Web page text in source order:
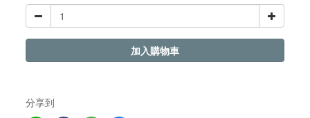
加入購物車
分享到